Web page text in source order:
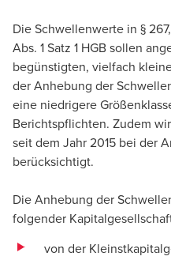
Die Schwellenwerte in §
Abs. 1 Satz 1 HGB sollen
begünstigten, vielfach
der Anhebung der
eine niedrigere
Berichtspflichten. Zudem
seit dem Jahr 2015 bei der
berücksichtigt.
Die Anhebung der
folgender
von der